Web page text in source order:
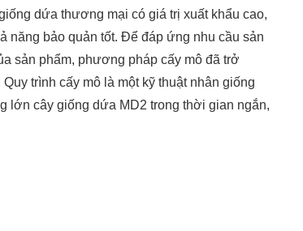
dứa thương mại có giá trị xuất khẩu cao,
năng bảo quản tốt. Để đáp ứng nhu cầu sản
sản phẩm, phương pháp cấy mô đã trở
trình cấy mô là một kỹ thuật nhân giống
lớn cây giống dứa MD2 trong thời gian ngắn,